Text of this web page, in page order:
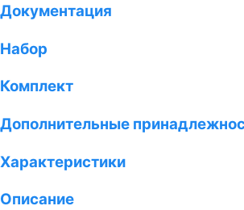
Документация
Набор
Комплект
Дополнительные
Характеристики
Описание